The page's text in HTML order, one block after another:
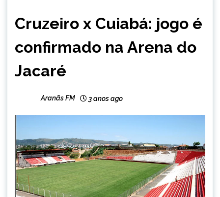
Cruzeiro x Cuiabá: jogo é
confirmado na Arena do
Jacaré
Aranãs FM 3 anos ago